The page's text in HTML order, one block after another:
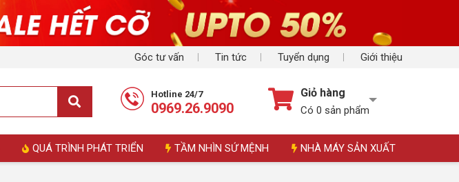
Góc tư vấn Tin tức Tuyển dụng Giới thiệu
Hotline 24/7
0969.26.9090
Giỏ hàng
Có 0 sản phẩm
QUÁ TRÌNH PHÁT TRIỂN TẦM NHÌN SỨ MỆNH NHÀ MÁY SẢN XUẤT